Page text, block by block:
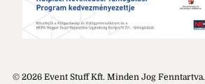
© 2026 Event Stuff Kft. Minden Jog Fenntartva.